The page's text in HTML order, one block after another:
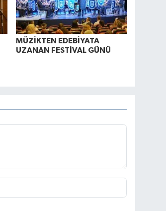
MÜZİKTEN EDEBİYATA
UZANAN FESTİVAL GÜNÜ